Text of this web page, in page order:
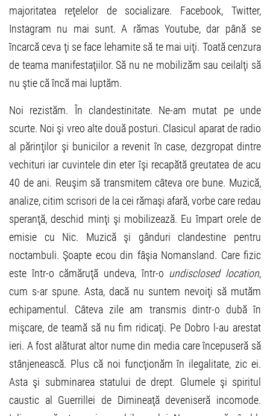
majoritatea reţelelor de socializare. Facebook, Twitter,
Instagram nu mai sunt. A rămas Youtube, dar până se
încarcă ceva ţi se face lehamite să te mai uiţi. Toată cenzura
de teama manifestaţiilor. Să nu ne mobilizăm sau ceilalţi să
nu ştie că încă mai luptăm.
Noi rezistăm. În clandestinitate. Ne-am mutat pe unde
scurte. Noi şi vreo alte două posturi. Clasicul aparat de radio
al părinţilor şi bunicilor a revenit în case, dezgropat dintre
vechituri iar cuvintele din eter îşi recapătă greutatea de acu
40 de ani. Reuşim să transmitem câteva ore bune. Muzică,
analize, citim scrisori de la cei rămaşi afară, vorbe care redau
speranţă, deschid minţi şi mobilizează. Eu împart orele de
emisie cu Nic. Muzică şi gânduri clandestine pentru
noctambuli. Şoapte ecou din fâşia Nomansland. Care fizic
este într-o cămăruţă undeva, într-o undisclosed location,
cum s-ar spune. Asta, dacă nu suntem nevoiţi să mutăm
echipamentul. Câteva zile am transmis dintr-o dubă în
mişcare, de teamă să nu fim ridicaţi. Pe Dobro l-au arestat
ieri. A fost alăturat altor nume din media care începuseră să
stânjenească. Plus că noi funcţionăm în ilegalitate, zic ei.
Asta şi subminarea statului de drept. Glumele şi spiritul
caustic al Guerrillei de Dimineaţă deveniseră incomode.